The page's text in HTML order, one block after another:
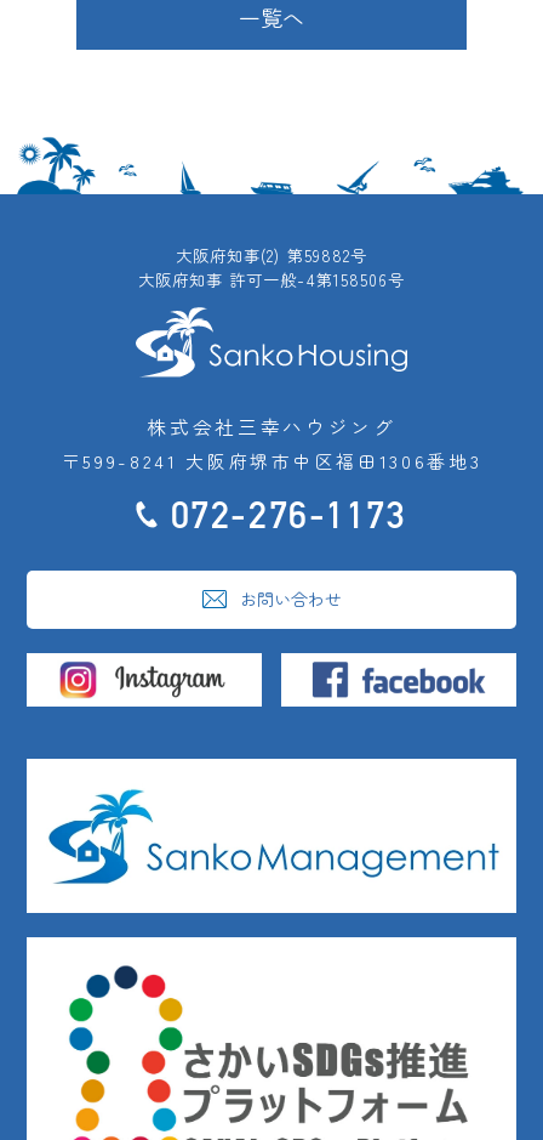
一覧へ
大阪府知事(2) 第59882号
大阪府知事 許可一般-4第158506号
株式会社三幸ハウジング
〒599-8241 大阪府堺市中区福田1306番地3
072-276-1173
お問い合わせ